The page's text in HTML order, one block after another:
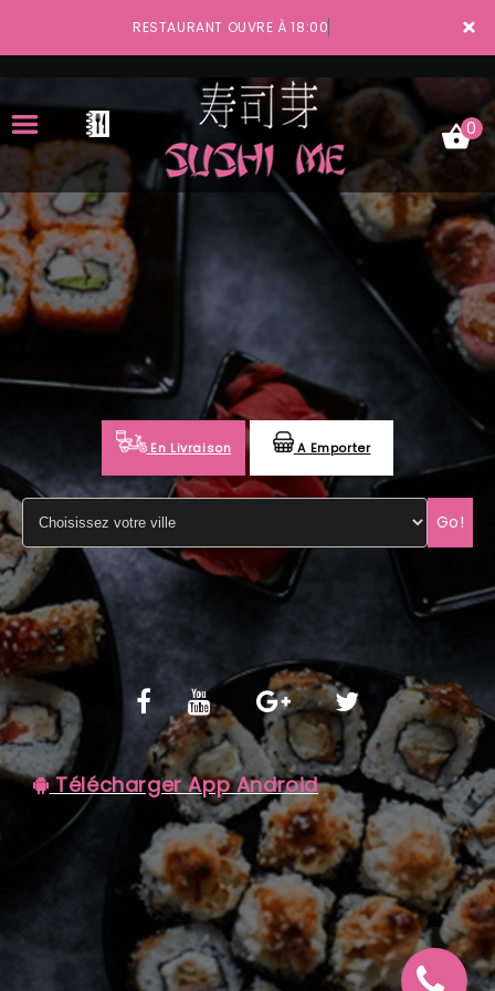
×
RESTAURANT OUVRE À 18:00
ACCUEIL
LA CARTE
VOTRE COMPTE
NOTRE RESTAURANT
MENTIONS LÉGALES
C.G.V
0
En Livraison A Emporter
Go!
Télécharger App Android